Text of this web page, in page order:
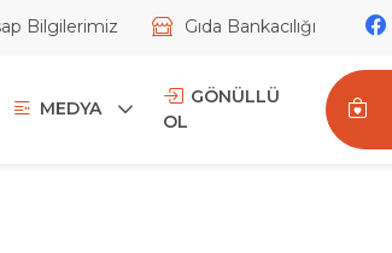
Bilgilerimiz Gıda Bankacılığı
MEDYA
GÖNÜLLÜ
OL